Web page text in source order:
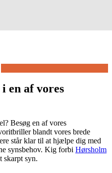
en af vores
Besøg en af vores
blandt vores brede
står klar til at hjælpe dig med
synsbehov. Kig forbi Hørsholm
skarpt syn.